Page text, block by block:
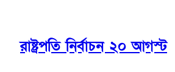
রাষ্ট্রপতি নির্বাচন ২০ আগস্ট